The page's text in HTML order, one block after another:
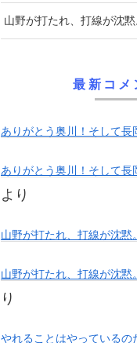
山野が打たれ、打線が沈黙
最新コメ
ありがとう奥川！そして長
ありがとう奥川！そして長
より
山野が打たれ、打線が沈黙。
山野が打たれ、打線が沈黙。
り
やれることはやっている